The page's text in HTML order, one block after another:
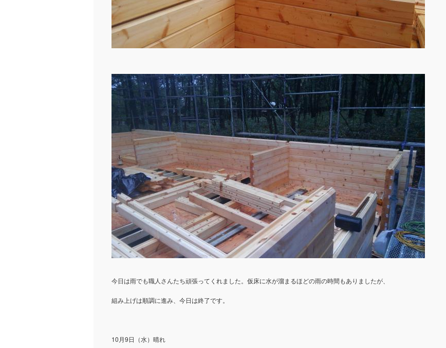
今日は雨でも職人さんたち頑張ってくれました。仮床に水が溜まるほどの雨の時間もありましたが、
組み上げは順調に進み、今日は終了です。
10月9日（水）晴れ